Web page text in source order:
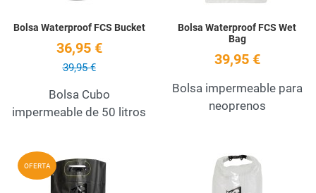
Bolsa Waterproof FCS Bucket
36,95 €
39,95 €
Bolsa Cubo
impermeable de 50 litros
Bolsa Waterproof FCS Wet
Bag
39,95 €
Bolsa impermeable para
neoprenos
OFERTA Add to Wishlist